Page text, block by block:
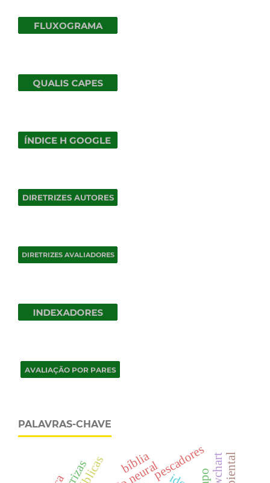
PALAVRAS-CHAVE
bíbliapescadores